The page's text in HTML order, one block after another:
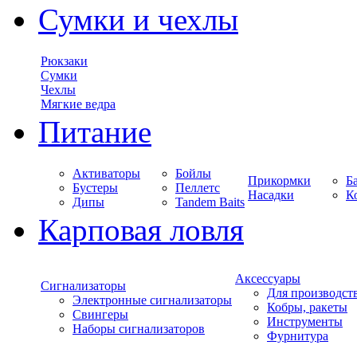
Сумки и чехлы
Рюкзаки
Сумки
Чехлы
Мягкие ведра
Питание
Активаторы
Бустеры
Дипы
Бойлы
Пеллетс
Tandem Baits
Прикормки
Насадки
Карповая ловля
Сигнализаторы
Электронные сигнализаторы
Свингеры
Наборы сигнализаторов
Аксессуары
Для
Кобры, ракеты
Инструменты
Фурнитура